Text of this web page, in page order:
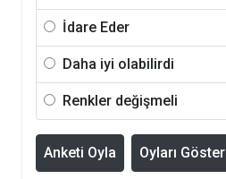
İdare Eder
Daha iyi olabilirdi
Renkler değişmeli
Anketi Oyla Oyları Göster